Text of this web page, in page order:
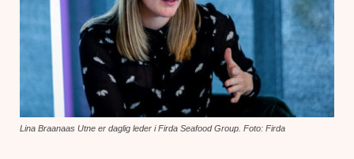
Lina Braanaas Utne er daglig leder i Firda Seafood Group. Foto: Firda